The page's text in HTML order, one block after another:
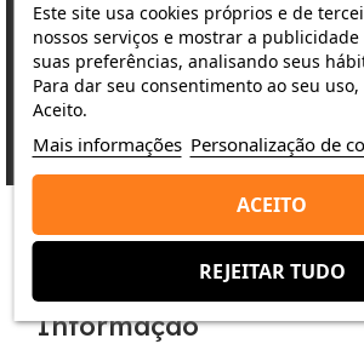
Pagamento 100%
Pagamento 100% seguro e
Este site usa cookies próprios e de
nossos serviços e mostrar a
suas preferências, analisando seus
Para dar seu consentimento ao seu
Aceito.
Mais informações Personalização de
REJEITAR TUDO
ACEITO
Informação